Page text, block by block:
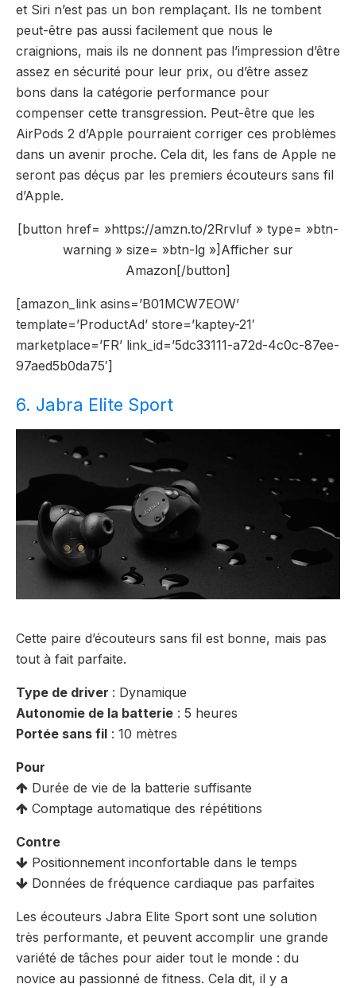
et Siri n’est pas un bon remplaçant. Ils ne tombent
peut-être pas aussi facilement que nous le
craignions, mais ils ne donnent pas l’impression d’être
assez en sécurité pour leur prix, ou d’être assez
bons dans la catégorie performance pour
compenser cette transgression. Peut-être que les
AirPods 2 d’Apple pourraient corriger ces problèmes
dans un avenir proche. Cela dit, les fans de Apple ne
seront pas déçus par les premiers écouteurs sans fil
d’Apple.
[button href= »https://amzn.to/2Rrvluf » type= »btn-
warning » size= »btn-lg »]Afficher sur
Amazon[/button]
[amazon_link asins=’B01MCW7EOW’
template=’ProductAd’ store=’kaptey-21′
marketplace=’FR’ link_id=’5dc33111-a72d-4c0c-87ee-
97aed5b0da75′]
6. Jabra Elite Sport
Cette paire d’écouteurs sans fil est bonne, mais pas
tout à fait parfaite.
Type de driver : Dynamique
Autonomie de la batterie : 5 heures
Portée sans fil : 10 mètres
Pour
Durée de vie de la batterie suffisante
Comptage automatique des répétitions
Contre
Positionnement inconfortable dans le temps
Données de fréquence cardiaque pas parfaites
Les écouteurs Jabra Elite Sport sont une solution
très performante, et peuvent accomplir une grande
variété de tâches pour aider tout le monde : du
novice au passionné de fitness. Cela dit, il y a